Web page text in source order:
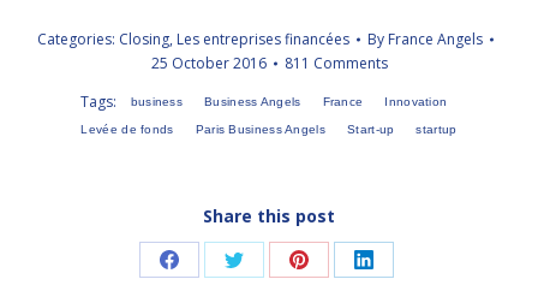
Categories: Closing, Les entreprises financées By France Angels
25 October 2016
811 Comments
Tags:
business Business Angels France Innovation
Levée de fonds Paris Business Angels Start-up startup
Share this post
Share Share Share Share